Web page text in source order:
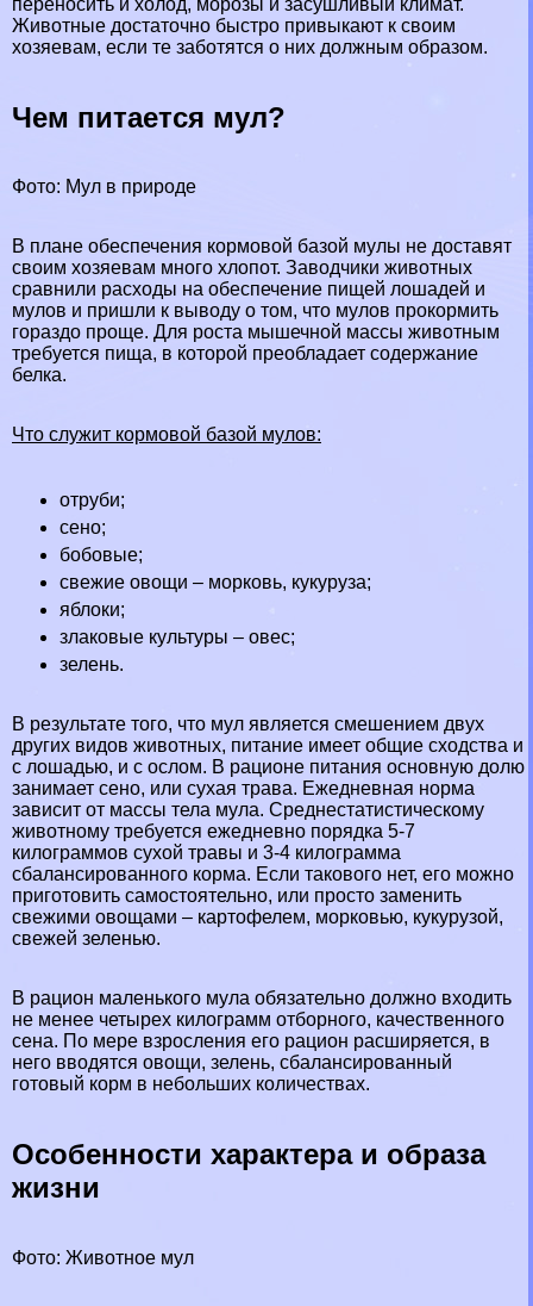
Животные достаточно быстро привыкают к своим
хозяевам, если те заботятся о них должным образом.
Чем питается мул?
Фото: Мул в природе
В плане обеспечения кормовой базой мулы не доставят
своим хозяевам много хлопот. Заводчики животных
сравнили расходы на обеспечение пищей лошадей и
мулов и пришли к выводу о том, что мулов прокормить
гораздо проще. Для роста мышечной массы животным
требуется пища, в которой преобладает содержание
белка.
Что служит кормовой базой мулов:
отруби;
сено;
бобовые;
свежие овощи – морковь, кукуруза;
яблоки;
злаковые культуры – овес;
зелень.
В результате того, что мул является смешением двух
других видов животных, питание имеет общие сходства и
с лошадью, и с ослом. В рационе питания основную долю
занимает сено, или сухая трава. Ежедневная норма
зависит от массы тела мула. Среднестатистическому
животному требуется ежедневно порядка 5-7
килограммов сухой травы и 3-4 килограмма
сбалансированного корма. Если такового нет, его можно
приготовить самостоятельно, или просто заменить
свежими овощами – картофелем, морковью, кукурузой,
свежей зеленью.
В рацион маленького мула обязательно должно входить
не менее четырех килограмм отборного, качественного
сена. По мере взросления его рацион расширяется, в
него вводятся овощи, зелень, сбалансированный
готовый корм в небольших количествах.
Особенности хаpaктера и образа
жизни
Фото: Животное мул